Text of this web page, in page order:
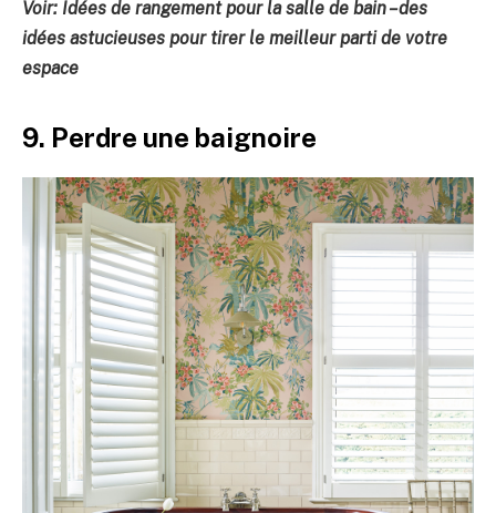
Voir: Idées de rangement pour la salle de bain–des
idées astucieuses pour tirer le meilleur parti de votre
espace
9. Perdre une baignoire